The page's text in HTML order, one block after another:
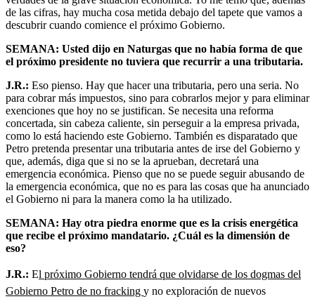
de las cifras, hay mucha cosa metida debajo del tapete que vamos a
descubrir cuando comience el próximo Gobierno.
SEMANA: Usted dijo en Naturgas que no había forma de que
el próximo presidente no tuviera que recurrir a una tributaria.
J.R.: Eso pienso. Hay que hacer una tributaria, pero una seria. No
para cobrar más impuestos, sino para cobrarlos mejor y para eliminar
exenciones que hoy no se justifican. Se necesita una reforma
concertada, sin cabeza caliente, sin perseguir a la empresa privada,
como lo está haciendo este Gobierno. También es disparatado que
Petro pretenda presentar una tributaria antes de irse del Gobierno y
que, además, diga que si no se la aprueban, decretará una
emergencia económica. Pienso que no se puede seguir abusando de
la emergencia económica, que no es para las cosas que ha anunciado
el Gobierno ni para la manera como la ha utilizado.
SEMANA: Hay otra piedra enorme que es la crisis energética
que recibe el próximo mandatario. ¿Cuál es la dimensión de
eso?
J.R.: El próximo Gobierno tendrá que olvidarse de los dogmas del
Gobierno Petro de no fracking y no exploración de nuevos